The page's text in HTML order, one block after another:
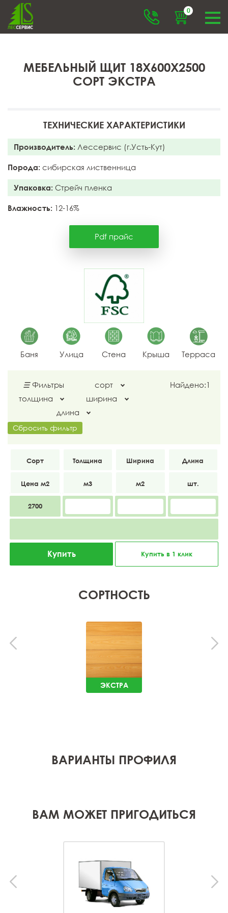
0
МЕБЕЛЬНЫЙ ЩИТ 18X600X2500
СОРТ ЭКСТРА
ТЕХНИЧЕСКИЕ ХАРАКТЕРИСТИКИ
Производитель: Лессервис (г.Усть-Кут)
Порода: сибирская лиственница
Упаковка: Стрейч пленка
Влажность: 12-16%
Pdf прайс
Баня Улица Стена Крыша Терраса
☰ Фильтры
сорт
толщина
ширина
длина
Найдено:1
Сбросить фильтр
Экстра 18 600 2500
2700
Купить Купить в 1 клик
СОРТНОСТЬ
ЭКСТРА
ВАРИАНТЫ ПРОФИЛЯ
ВАМ МОЖЕТ ПРИГОДИТЬСЯ